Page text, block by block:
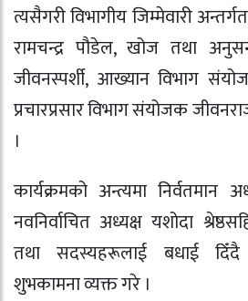
त्यसैगरी विभागीय जिम्मेवारी
रामचन्द्र पौडेल, खोज तथा
जीवनस्पर्शी, आख्यान विभाग
प्रचारप्रसार विभाग संयोजक
।
कार्यक्रमको अन्त्यमा निर्वतमान
नवनिर्वाचित अध्यक्ष यशोदा
तथा सदस्यहरूलाई बधाई
शुभकामना व्यक्त गरे ।